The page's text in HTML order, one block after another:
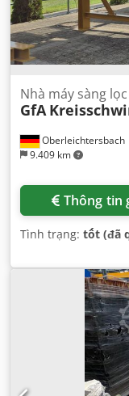
Oberleichtersbach
9.409 km
Nhà máy sàng lọc
GfA
Thông tin
Tình trạng: tốt (đã